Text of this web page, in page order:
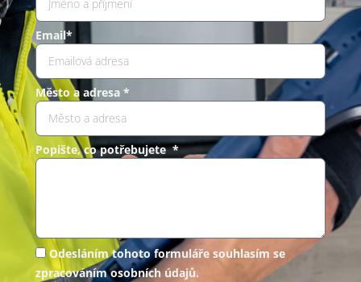
Email*
Město a adresa *
Popište, co potřebujete *
Odesláním tohoto formuláře souhlasím se
zpracováním osobních údajů.